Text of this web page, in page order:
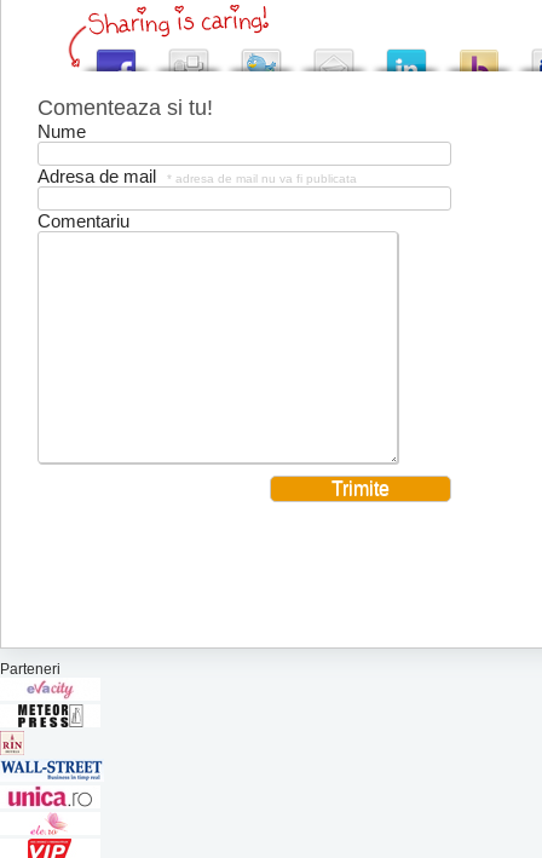
Comenteaza si tu!
Nume
Adresa de mail * adresa de mail nu va fi publicata
Comentariu
Parteneri